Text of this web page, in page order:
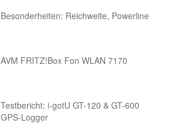
Besonderheiten: Reichweite, Powerline
AVM FRITZ!Box Fon WLAN 7170
Testbericht: i-gotU GT-120 & GT-600
GPS-Logger